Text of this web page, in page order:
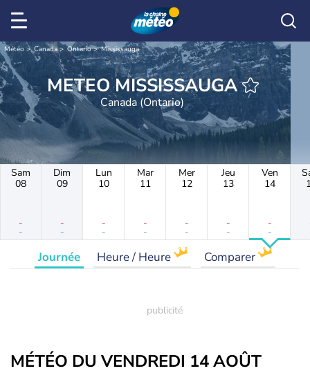
Météo Canada Ontario Mississauga
METEO MISSISSAUGA
Canada (Ontario)
Sam
08
-
-
Dim
09
-
-
Lun
10
-
-
Mar
11
-
-
Mer
12
-
-
Jeu
13
-
-
Ven
14
-
-
Journée Heure / Heure Comparer
MÉTÉO DU VENDREDI 14 AOÛT